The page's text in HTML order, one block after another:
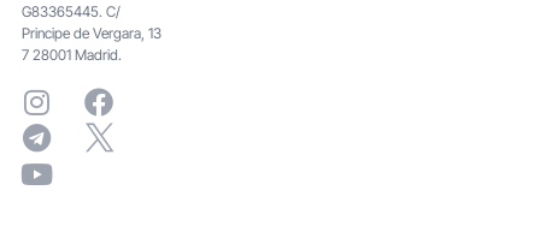
G83365445. C/
Principe de Vergara, 13
7 28001 Madrid.